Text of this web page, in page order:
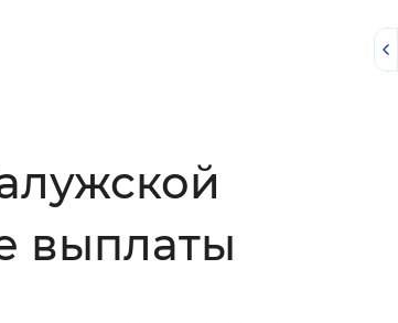
выплаты